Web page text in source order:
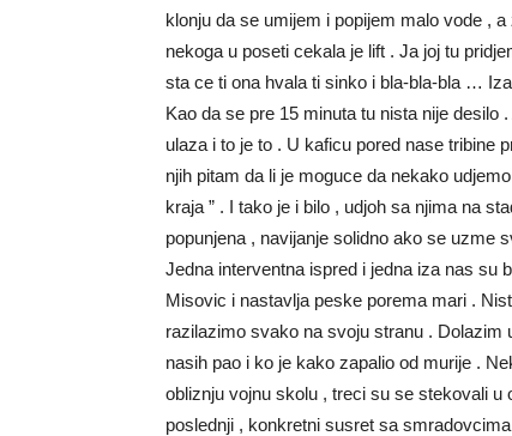
klonju da se umijem i popijem malo vode ,
nekoga u poseti cekala je lift . Ja joj tu
sta ce ti ona hvala ti sinko i bla-bla-bla …
Kao da se pre 15 minuta tu nista nije desilo
ulaza i to je to . U kaficu pored nase tribine
njih pitam da li je moguce da nekako
kraja ” . I tako je i bilo , udjoh sa njima na
popunjena , navijanje solidno ako se uzme
Jedna interventna ispred i jedna iza nas su
Misovic i nastavlja peske porema mari .
razilazimo svako na svoju stranu .
nasih pao i ko je kako zapalio od murije .
obliznju vojnu skolu , treci su se stekovali
poslednji , konkretni susret sa